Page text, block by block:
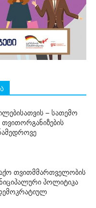
– სათემო
თვითმმართველობის
პოლიტიკა